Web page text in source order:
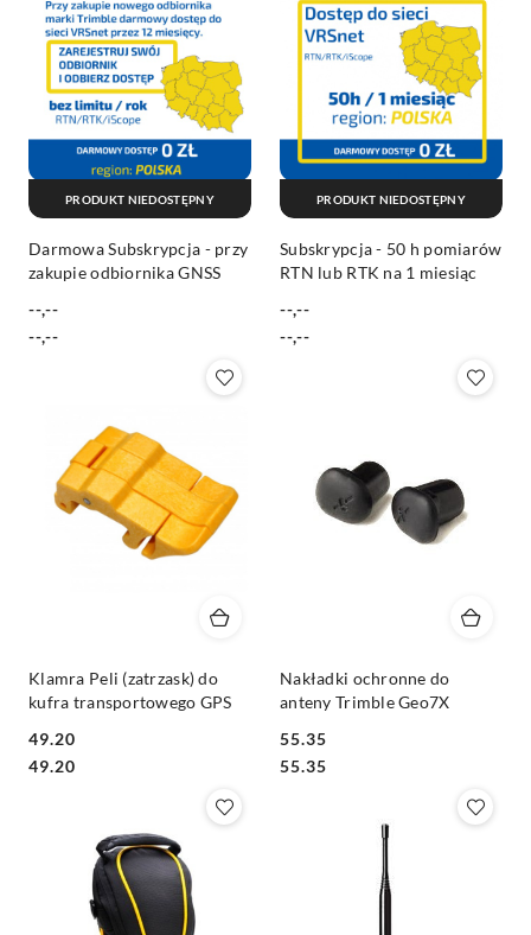
Darmowa Subskrypcja - przy
zakupie odbiornika GNSS
Cena:
--,--
Cena:
--,--
PRODUKT NIEDOSTĘPNY
Subskrypcja - 50 h pomiarów
RTN lub RTK na 1 miesiąc
Cena:
--,--
Cena:
--,--
PRODUKT NIEDOSTĘPNY
Klamra Peli (zatrzask) do
kufra transportowego GPS
Cena:
49.20
Cena:
49.20
Nakładki ochronne do
anteny Trimble Geo7X
Cena:
55.35
Cena:
55.35